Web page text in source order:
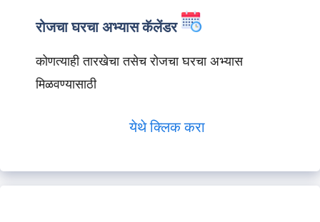
रोजचा घरचा अभ्यास कॅलेंडर
कोणत्याही तारखेचा तसेच रोजचा घरचा अभ्यास
मिळवण्यासाठी
येथे क्लिक करा